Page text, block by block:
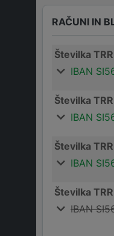
RAČUNI IN
Številka TRR
IBAN
Številka TRR
IBAN
Številka TRR
IBAN
Številka TRR
IBAN